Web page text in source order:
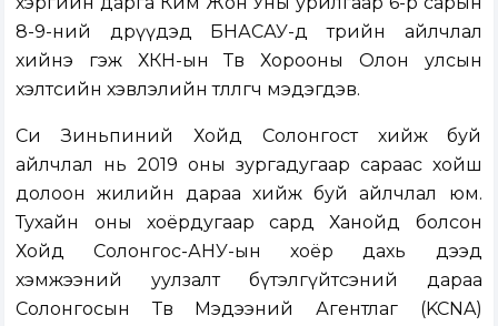
8-9-ний өдрүүдэд БНАСАУ-д төрийн айлчлал
хийнэ гэж ХКН-ын Төв Хорооны Олон улсын
хэлтсийн хэвлэлийн төлөөлөгч мэдэгдэв.
Си Зиньпиний Хойд Солонгост хийж буй
айлчлал нь 2019 оны зургадугаар сараас хойш
долоон жилийн дараа хийж буй айлчлал юм.
Тухайн оны хоёрдугаар сард Ханойд болсон
Хойд Солонгос-АНУ-ын хоёр дахь дээд
хэмжээний уулзалт бүтэлгүйтсэний дараа
Солонгосын Төв Мэдээний Агентлаг (KCNA)